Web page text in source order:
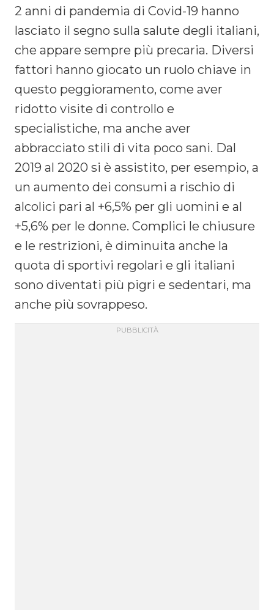
2 anni di pandemia di Covid-19 hanno
lasciato il segno sulla salute degli italiani,
che appare sempre più precaria. Diversi
fattori hanno giocato un ruolo chiave in
questo peggioramento, come aver
ridotto visite di controllo e
specialistiche, ma anche aver
abbracciato stili di vita poco sani. Dal
2019 al 2020 si è assistito, per esempio, a
un aumento dei consumi a rischio di
alcolici pari al +6,5% per gli uomini e al
+5,6% per le donne. Complici le chiusure
e le restrizioni, è diminuita anche la
quota di sportivi regolari e gli italiani
sono diventati più pigri e sedentari, ma
anche più sovrappeso.